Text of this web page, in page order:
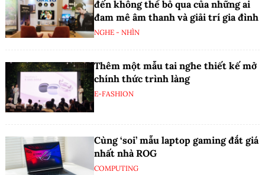
đến không thể bỏ qua của những ai
đam mê âm thanh và giải trí gia đình
NGHE - NHÌN
Thêm một mẫu tai nghe thiết kế mở
chính thức trình làng
E-FASHION
Cùng ‘soi’ mẫu laptop gaming đắt giá
nhất nhà ROG
COMPUTING